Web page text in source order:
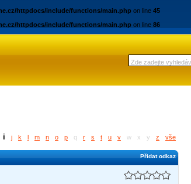
httpdocs/include/functions/main.phpon line 45
httpdocs/include/functions/main.phpon line 86
i j k l m n o p q r s t u v w x y z vše
Přidat odkaz